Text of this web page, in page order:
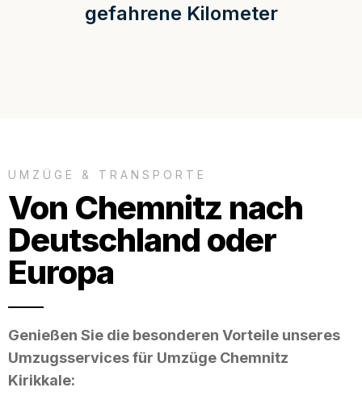
gefahrene Kilometer
UMZÜGE & TRANSPORTE
Von Chemnitz nach
Deutschland oder
Europa
Genießen Sie die besonderen Vorteile unseres
Umzugsservices für Umzüge Chemnitz
Kirikkale: